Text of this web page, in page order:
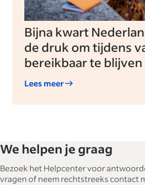
Bijna kwart
de druk om tijdens
bereikbaar te blijven
Lees meer
We helpen je graag
Bezoek het Helpcenter voor
vragen of neem rechtstreeks contact